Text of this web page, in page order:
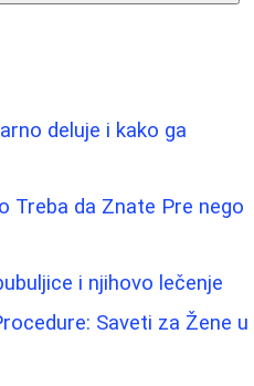
deluje i kako ga
Treba da Znate Pre nego
i njihovo lečenje
Saveti za Žene u